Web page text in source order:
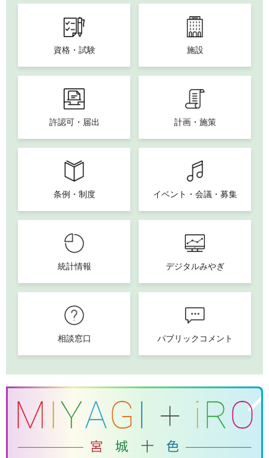
資格・試験 施設
許認可・届出 計画・施策
条例・制度 イベント・会議・募集
統計情報 デジタルみやぎ
相談窓口 パブリックコメント